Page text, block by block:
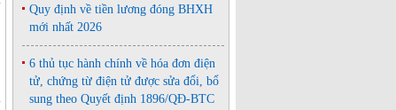
Quy định về tiền lương đóng BHXH
mới nhất 2026
6 thủ tục hành chính về hóa đơn điện
tử, chứng từ điện tử được sửa đổi, bổ
sung theo Quyết định 1896/QĐ-BTC